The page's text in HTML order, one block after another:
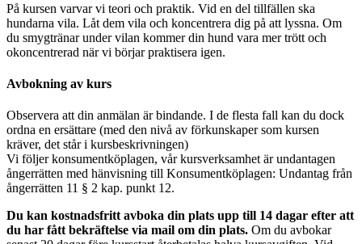
På kursen varvar vi teori och praktik. Vid en del tillfällen ska
hundarna vila. Låt dem vila och koncentrera dig på att lyssna. Om
du smygtränar under vilan kommer din hund vara mer trött och
okoncentrerad när vi börjar praktisera igen.
Avbokning av kurs
Observera att din anmälan är bindande. I de flesta fall kan du dock
ordna en ersättare (med den nivå av förkunskaper som kursen
kräver, det står i kursbeskrivningen)
Vi följer konsumentköplagen, vår kursverksamhet är undantagen
ångerrätten med hänvisning till Konsumentköplagen: Undantag från
ångerrätten 11 § 2 kap. punkt 12.
Du kan kostnadsfritt avboka din plats upp till 14 dagar efter att
du har fått bekräftelse via mail om din plats. Om du avbokar